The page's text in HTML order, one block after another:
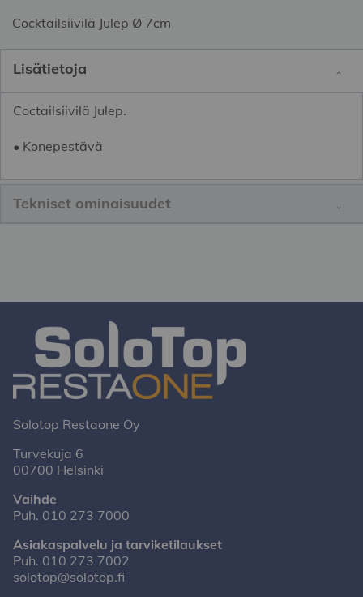
Cocktailsiivilä Julep Ø 7cm
Lisätietoja
Coctailsiivilä Julep.
• Konepestävä
Tekniset ominaisuudet
Solotop Restaone Oy
Turvekuja 6
00700 Helsinki
Vaihde
Puh. 010 273 7000
Asiakaspalvelu ja tarviketilaukset
Puh. 010 273 7002
solotop@solotop.fi